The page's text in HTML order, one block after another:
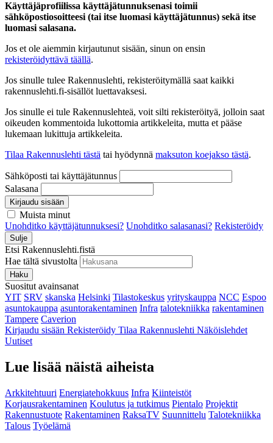
Käyttäjäprofiilissa käyttäjätunnuksenasi toimii
sähköpostiosoitteesi (tai itse luomasi käyttäjätunnus) sekä itse
luomasi salasana.
Jos et ole aiemmin kirjautunut sisään, sinun on ensin
rekisteröidyttävä täällä.
Jos sinulle tulee Rakennuslehti, rekisteröitymällä saat kaikki
rakennuslehti.fi-sisällöt luettavaksesi.
Jos sinulle ei tule Rakennuslehteä, voit silti rekisteröityä, jolloin saat
oikeuden kommentoida lukottomia artikkeleita, mutta et pääse
lukemaan lukittuja artikkeleita.
Tilaa Rakennuslehti tästä tai hyödynnä maksuton koejakso tästä.
Sähköposti tai käyttäjätunnus
Salasana
Kirjaudu sisään
Muista minut
Unohditko käyttäjätunnuksesi? Unohditko salasanasi? Rekisteröidy
Sulje
Etsi Rakennuslehti.fistä
Hae tältä sivustolta
Haku
Suositut avainsanat
YIT SRV skanska Helsinki Tilastokeskus yrityskauppa NCC Espoo
asuntokauppa asuntorakentaminen Infra talotekniikka rakentaminen
Tampere Caverion
Kirjaudu sisään Rekisteröidy Tilaa Rakennuslehti Näköislehdet
Uutiset
Lue lisää näistä aiheista
Arkkitehtuuri Energiatehokkuus Infra Kiinteistöt
Korjausrakentaminen Koulutus ja tutkimus Pientalo Projektit
Rakennustuote Rakentaminen RaksaTV Suunnittelu Talotekniikka
Talous Työelämä